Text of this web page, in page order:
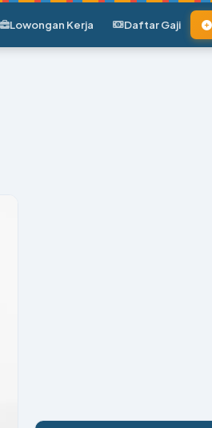
Lowongan Kerja Daftar Gaji